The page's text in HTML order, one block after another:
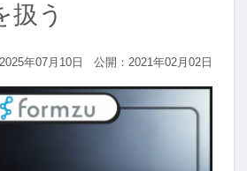
扱う
年07月10日 公開：2021年02月02日